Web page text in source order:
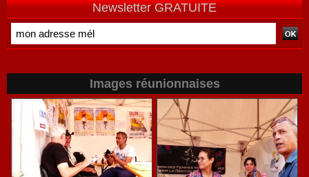
Newsletter GRATUITE
Images réunionnaises